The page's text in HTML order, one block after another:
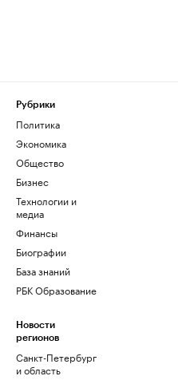
Рубрики
Политика
Экономика
Общество
Бизнес
Технологии и
медиа
Финансы
Биографии
База знаний
РБК Образование
Новости
регионов
Санкт-Петербург
и область